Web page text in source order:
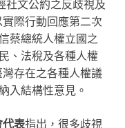
社文公約之反歧視及
際行動回應第二次
蔡總統人權立國之
、法稅及各種人權
存在之各種人權議
入結構性意見。
代表指出，很多歧視